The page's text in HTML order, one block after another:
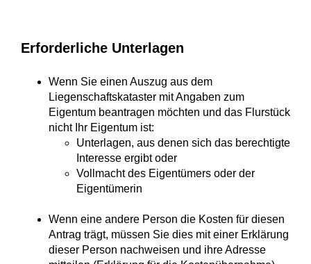
Erforderliche Unterlagen
Wenn Sie einen Auszug aus dem
Liegenschaftskataster mit Angaben zum
Eigentum beantragen möchten und das Flurstück
nicht Ihr Eigentum ist:
Unterlagen, aus denen sich das berechtigte
Interesse ergibt oder
Vollmacht des Eigentümers oder der
Eigentümerin
Wenn eine andere Person die Kosten für diesen
Antrag trägt, müssen Sie dies mit einer Erklärung
dieser Person nachweisen und ihre Adresse